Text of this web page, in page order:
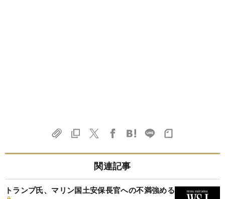
関連記事
トランプ氏、マリン国土安保長官への不満強める